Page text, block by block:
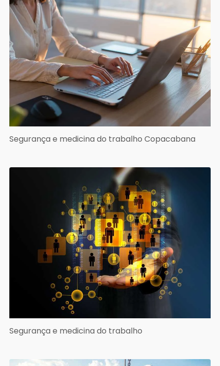
Segurança e medicina do trabalho Copacabana
Segurança e medicina do trabalho